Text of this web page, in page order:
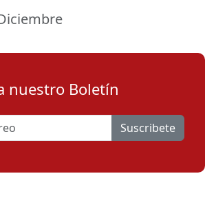
nuestro Boletín
Suscribete